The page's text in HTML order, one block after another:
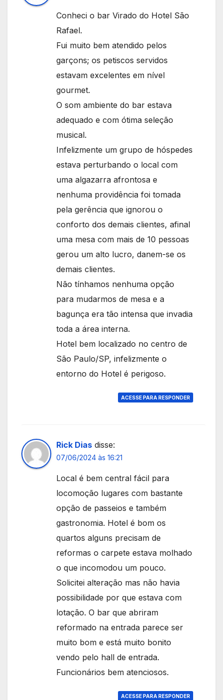
Conheci o bar Virado do Hotel São
Rafael.
Fui muito bem atendido pelos
garçons; os petiscos servidos
estavam excelentes em nível
gourmet.
O som ambiente do bar estava
adequado e com ótima seleção
musical.
Infelizmente um grupo de hóspedes
estava perturbando o local com
uma algazarra afrontosa e
nenhuma providência foi tomada
pela gerência que ignorou o
conforto dos demais clientes, afinal
uma mesa com mais de 10 pessoas
gerou um alto lucro, danem-se os
demais clientes.
Não tínhamos nenhuma opção
para mudarmos de mesa e a
bagunça era tão intensa que invadia
toda a área interna.
Hotel bem localizado no centro de
São Paulo/SP, infelizmente o
entorno do Hotel é perigoso.
ACESSE PARA RESPONDER
Rick Dias disse:
07/06/2024 às 16:21
Local é bem central fácil para
locomoção lugares com bastante
opção de passeios e também
gastronomia. Hotel é bom os
quartos alguns precisam de
reformas o carpete estava molhado
o que incomodou um pouco.
Solicitei alteração mas não havia
possibilidade por que estava com
lotação. O bar que abriram
reformado na entrada parece ser
muito bom e está muito bonito
vendo pelo hall de entrada.
Funcionários bem atenciosos.
ACESSE PARA RESPONDER